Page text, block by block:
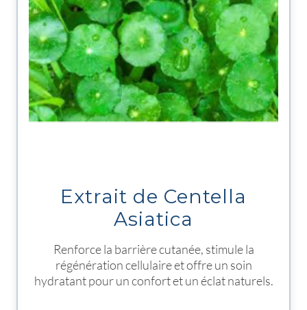
Extrait de Centella
Asiatica
Renforce la barrière cutanée, stimule la
régénération cellulaire et offre un soin
hydratant pour un confort et un éclat naturels.